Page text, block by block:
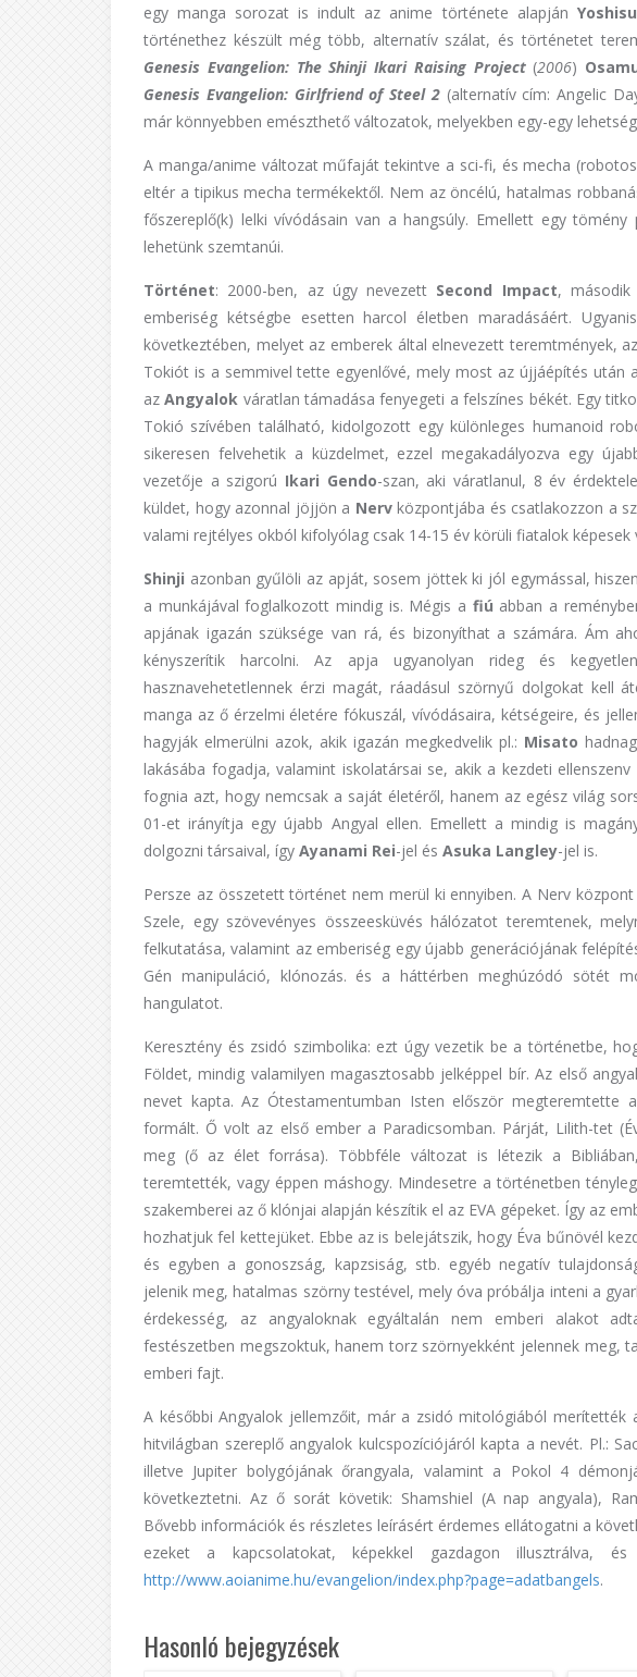
egy manga sorozat is indult az anime története alapján
történethez készült még több, alternatív szálat, és történetet
Genesis Evangelion: The Shinji Ikari Raising Project(2006)
Genesis Evangelion: Girlfriend of Steel 2(alternatív cím: Angelic
már könnyebben emészthető változatok, melyekben egy-egy
A manga/anime változat műfaját tekintve a sci-fi, és mecha
eltér a tipikus mecha termékektől. Nem az öncélú, hatalmas
főszereplő(k) lelki vívódásain van a hangsúly. Emellett egy
lehetünk szemtanúi.
Történet: 2000-ben, az úgy nevezett Second Impact,
emberiség kétségbe esetten harcol életben maradásáért.
következtében, melyet az emberek által elnevezett teremtmények,
Tokiót is a semmivel tette egyenlővé, mely most az újjáépítés után
azAngyalok váratlan támadása fenyegeti a felszínes békét. Egy
Tokió szívében található, kidolgozott egy különleges humanoid
sikeresen felvehetik a küzdelmet, ezzel megakadályozva egy
vezetője a szigorú Ikari Gendo-szan, aki váratlanul, 8 év
küldet, hogy azonnal jöjjön a Nervközpontjába és csatlakozzon a
valami rejtélyes okból kifolyólag csak 14-15 év körüli fiatalok képesek
Shinji azonban gyűlöli az apját, sosem jöttek ki jól egymással,
a munkájával foglalkozott mindig is. Mégis a fiú abban a
apjának igazán szüksége van rá, és bizonyíthat a számára. Ám
kényszerítik harcolni. Az apja ugyanolyan rideg és
hasznavehetetlennek érzi magát, ráadásul szörnyű dolgokat kell
manga az ő érzelmi életére fókuszál, vívódásaira, kétségeire, és
hagyják elmerülni azok, akik igazán megkedvelik pl.: Misato
lakásába fogadja, valamint iskolatársai se, akik a kezdeti ellenszenv
fognia azt, hogy nemcsak a saját életéről, hanem az egész világ
01-et irányítja egy újabb Angyal ellen. Emellett a mindig is
dolgozni társaival, így Ayanami Rei-jel és Asuka Langley-jel is.
Persze az összetett történet nem merül ki ennyiben. A Nerv
Szele, egy szövevényes összeesküvés hálózatot teremtenek,
felkutatása, valamint az emberiség egy újabb generációjának
Gén manipuláció, klónozás. és a háttérben meghúzódó sötét
hangulatot.
Keresztény és zsidó szimbolika: ezt úgy vezetik be a történetbe,
Földet, mindig valamilyen magasztosabb jelképpel bír. Az első
nevet kapta. Az Ótestamentumban Isten először
formált. Ő volt az első ember a Paradicsomban. Párját, Lilith-tet
meg (ő az élet forrása). Többféle változat is létezik a
teremtették, vagy éppen máshogy. Mindesetre a történetben
szakemberei az ő klónjai alapján készítik el az EVA gépeket. Így az
hozhatjuk fel kettejüket. Ebbe az is belejátszik, hogy Éva bűnövél
és egyben a gonoszság, kapzsiság, stb. egyéb negatív
jelenik meg, hatalmas szörny testével, mely óva próbálja inteni a
érdekesség, az angyaloknak egyáltalán nem emberi alakot
festészetben megszoktuk, hanem torz szörnyekként jelennek meg,
emberi fajt.
A későbbi Angyalok jellemzőit, már a zsidó mitológiából merítették
hitvilágban szereplő angyalok kulcspozíciójáról kapta a nevét. Pl.:
illetve Jupiter bolygójának őrangyala, valamint a Pokol 4
következtetni. Az ő sorát követik: Shamshiel (A nap angyala),
Bővebb információk és részletes leírásért érdemes ellátogatni a
ezeket a kapcsolatokat, képekkel gazdagon illusztrálva, és
http://www.aoianime.hu/evangelion/index.php?page=adatbangels.
Hasonló bejegyzések